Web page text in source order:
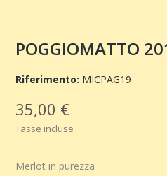
POGGIOMATTO
Riferimento: MICPAG19
35,00 €
Tasse incluse
Merlot in purezza